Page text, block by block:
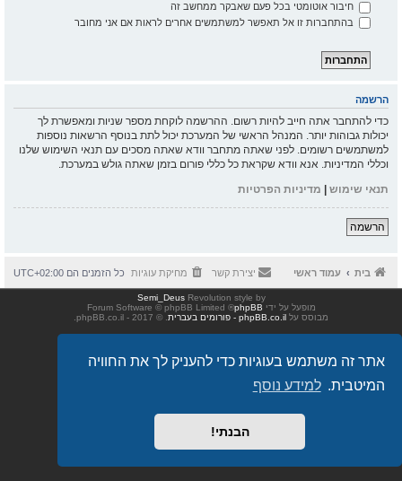
אתר זה משתמש בעוגיות כדי להעניק לך את החוויה
המיטבית. למידע נוסף
הבנתי!
חיבור אוטומטי בכל פעם שאבקר ממחשב זה
בהתחברות זו אל תאפשר למשתמשים אחרים לראות אם אני מחובר
הרשמה
כדי להתחבר אתה חייב להיות רשום. ההרשמה לוקחת מספר שניות ומאפשרת לך
יכולות גבוהות יותר. המנהל הראשי של המערכת יכול לתת בנוסף הרשאות נוספות
למשתמשים רשומים. לפני שאתה מתחבר וודא שאתה מסכים עם תנאי השימוש שלנו
וכללי המדיניות. אנא וודא שקראת כל כללי פורום בזמן שאתה גולש במערכת.
תנאי שימוש | מדיניות הפרטיות
הרשמה
בית עמוד ראשי כל הזמנים הם UTC+02:00 מחיקת עוגיות יצירת קשר
Revolution style by
Semi_Deus
מופעל על ידי phpBB
® Forum Software © phpBB Limited
מבוסס על phpBB.co.il - פורומים בעברית . © 2017 - phpBB.co.il.